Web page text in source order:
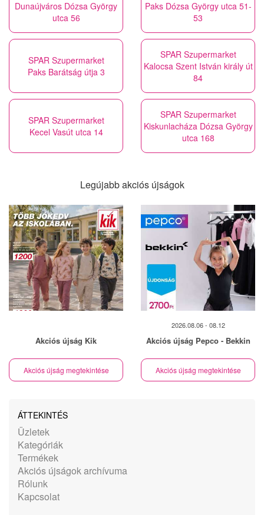
Dunaújváros Dózsa György
utca 56
Paks Dózsa György utca 51-
53
SPAR Szupermarket
Paks Barátság útja 3
SPAR Szupermarket
Kalocsa Szent István király út
84
SPAR Szupermarket
Kecel Vasút utca 14
SPAR Szupermarket
Kiskunlacháza Dózsa György
utca 168
Legújabb akciós újságok
Akciós újság Kik
Akciós újság megtekintése
2026.08.06 - 08.12
Akciós újság Pepco - Bekkin
Akciós újság megtekintése
ÁTTEKINTÉS
Üzletek
Kategóriák
Termékek
Akciós újságok archívuma
Rólunk
Kapcsolat